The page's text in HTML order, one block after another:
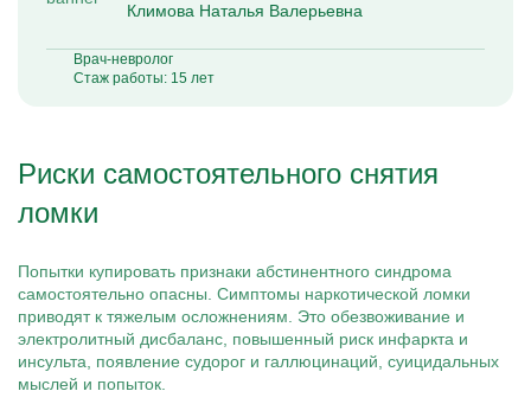
Климова Наталья Валерьевна
Врач-невролог
Стаж работы: 15 лет
Риски самостоятельного снятия
ломки
Попытки купировать признаки абстинентного синдрома
самостоятельно опасны. Симптомы наркотической ломки
приводят к тяжелым осложнениям. Это обезвоживание и
электролитный дисбаланс, повышенный риск инфаркта и
инсульта, появление судорог и галлюцинаций, суицидальных
мыслей и попыток.